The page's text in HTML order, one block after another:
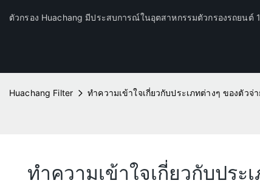
ตัวกรอง Huachang มีประสบการณ์ในอุตสาหกรรมตัวกรองรถยนต์
Huachang Filter ทำความเข้าใจเกี่ยวกับประเภทต่างๆ ของตัวจ่
ทำความเข้าใจเกี่ยวกับปร